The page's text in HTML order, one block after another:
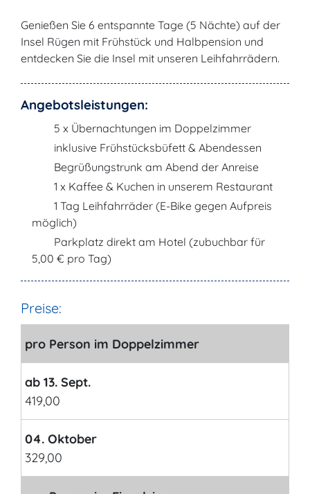
Genießen Sie 6 entspannte Tage (5 Nächte) auf der
Insel Rügen mit Frühstück und Halbpension und
entdecken Sie die Insel mit unseren Leihfahrrädern.
Angebotsleistungen:
5 x Übernachtungen im Doppelzimmer
inklusive Frühstücksbüfett & Abendessen
Begrüßungstrunk am Abend der Anreise
1 x Kaffee & Kuchen in unserem Restaurant
1 Tag Leihfahrräder (E-Bike gegen Aufpreis
möglich)
Parkplatz direkt am Hotel (zubuchbar für
5,00 € pro Tag)
Preise:
pro Person im Doppelzimmer
ab 13. Sept.
419,00
04. Oktober
329,00